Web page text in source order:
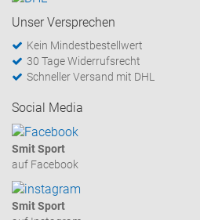
Unser Versprechen
Kein Mindestbestellwert
30 Tage Widerrufsrecht
Schneller Versand mit DHL
Social Media
Smit Sport
auf Facebook
Smit Sport